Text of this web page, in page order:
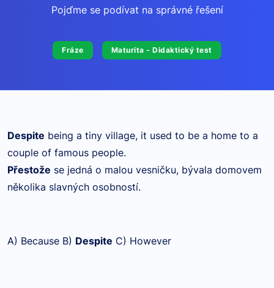
Pojďme se podívat na správné řešení
Fráze Maturita - Didaktický test
Despite being a tiny village, it used to be a home to a
couple of famous people.
Přestože se jedná o malou vesničku, bývala domovem
několika slavných osobností.
A) Because B) Despite C) However